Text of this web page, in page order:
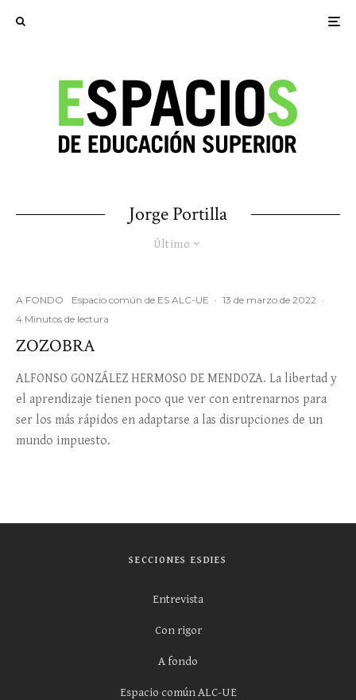
Jorge Portilla
Último
A FONDO Espacio común de ES ALC-UE · 13 de marzo de 2022 ·
4 Minutos de lectura
ZOZOBRA
ALFONSO GONZÁLEZ HERMOSO DE MENDOZA. La libertad y
el aprendizaje tienen poco que ver con entrenarnos para
ser los más rápidos en adaptarse a las disrupciones de un
mundo impuesto.
SECCIONES ESDIES
Entrevista
Con rigor
A fondo
Espacio común ALC-UE